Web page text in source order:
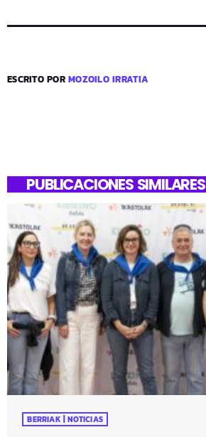
ESCRITO PORMOZOILO IRRATIA
PUBLICACIONES SIMILARES
BERRIAK | NOTICIAS